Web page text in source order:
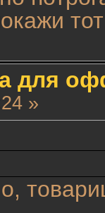
для
»